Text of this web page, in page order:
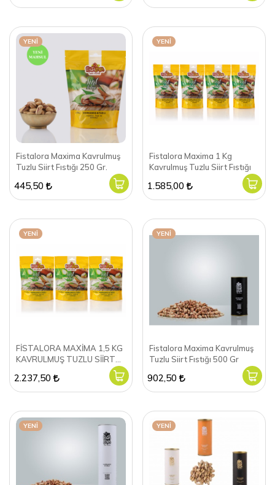
Fistalora Maxima Kavrulmuş
Tuzlu Siirt Fıstığı 250 Gr.
445,50
YENI
Fistalora Maxima 1 Kg
Kavrulmuş Tuzlu Siirt Fıstığı
1.585,00
YENI
FİSTALORA MAXİMA 1,5 KG
KAVRULMUŞ TUZLU SİİRT
2.237,50
YENI
Fistalora Maxima Kavrulmuş
Tuzlu Siirt Fıstığı 500 Gr
902,50
YENI
YENI YENI